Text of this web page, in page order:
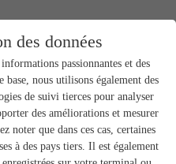
de supports
des données
passionnantes et des
nous utilisons également des
de suivi tierces pour analyser
des améliorations et mesurer
noter que dans ces cas, certaines
à des pays tiers. Il est également